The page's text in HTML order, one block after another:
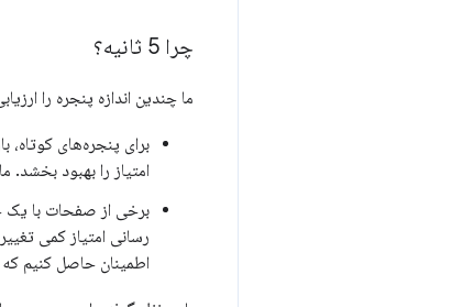
چرا 5 ثانیه؟
ما چندین اندازه پنجره را
برای پنجره‌های
امتیاز را بهبود
برخی از صفحات با یک
رسانی امتیاز کمی
اطمینان حاصل کنیم